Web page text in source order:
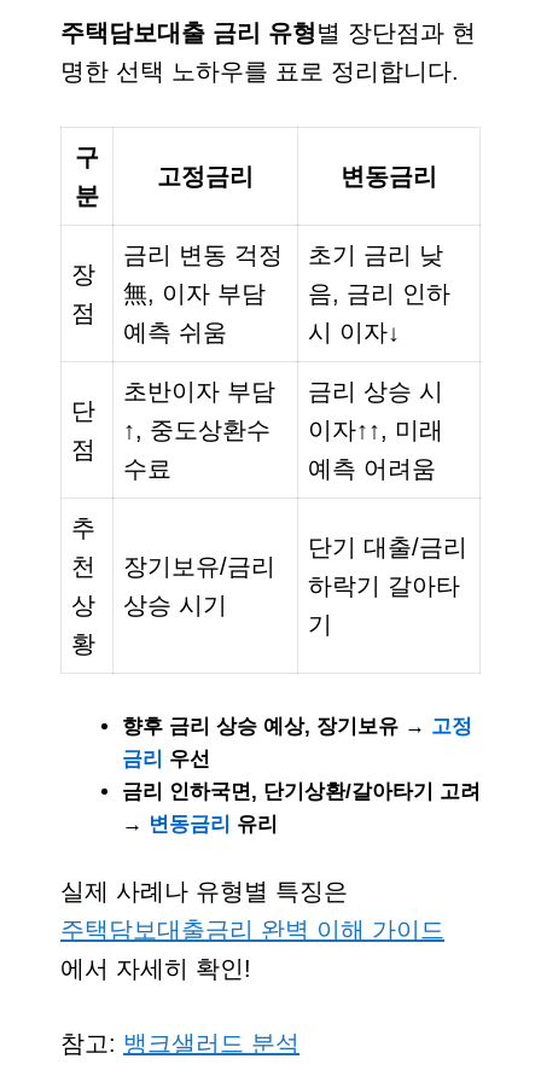
주택담보대출 금리 유형별 장단점과 현
명한 선택 노하우를 표로 정리합니다.
구
분
고정금리 변동금리
장
점
금리 변동 걱정
無, 이자 부담
예측 쉬움
초기 금리 낮
음, 금리 인하
시 이자↓
단
점
초반이자 부담
↑, 중도상환수
수료
금리 상승 시
이자↑↑, 미래
예측 어려움
추
천
상
황
장기보유/금리
상승 시기
단기 대출/금리
하락기 갈아타
기
향후 금리 상승 예상, 장기보유 → 고정
금리 우선
금리 인하국면, 단기상환/갈아타기 고려
→ 변동금리 유리
실제 사례나 유형별 특징은
주택담보대출금리 완벽 이해 가이드
에서 자세히 확인!
참고: 뱅크샐러드 분석